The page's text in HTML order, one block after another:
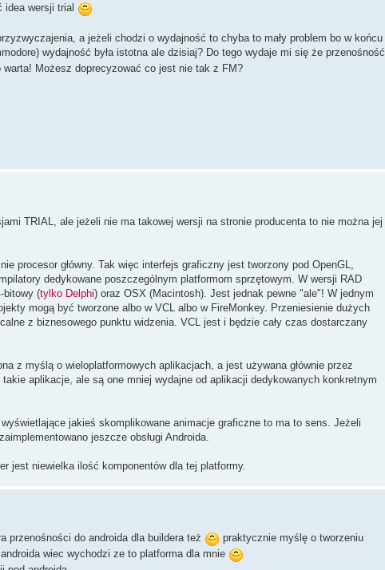
wersji trial
a jeżeli chodzi o wydajność to chyba to mały problem bo w końcu
wydajność była istotna ale dzisiaj? Do tego wydaje mi się że przenośność
Możesz doprecyzować co jest nie tak z FM?
TRIAL, ale jeżeli nie ma takowej wersji na stronie producenta to nie można jej
procesor główny. Tak więc interfejs graficzny jest tworzony pod OpenGL,
dedykowane poszczególnym platformom sprzętowym. W wersji RAD
bitowy (tylko Delphi) oraz OSX (Macintosh). Jest jednak pewne "ale"! W jednym
mogą być tworzone albo w VCL albo w FireMonkey. Przeniesienie dużych
z biznesowego punktu widzenia. VCL jest i będzie cały czas dostarczany
z myślą o wieloplatformowych aplikacjach, a jest używana głównie przez
aplikacje, ale są one mniej wydajne od aplikacji dedykowanych konkretnym
jakieś skomplikowane animacje graficzne to ma to sens. Jeżeli
jeszcze obsługi Androida.
jest niewielka ilość komponentów dla tej platformy.
przenośności do androida dla buildera też
praktycznie myślę o tworzeniu
wiec wychodzi ze to platforma dla mnie